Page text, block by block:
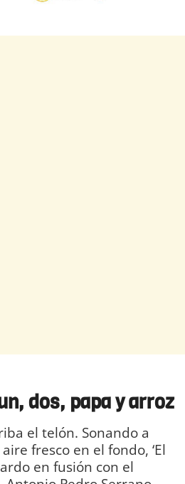
dos, papa y arroz
el telón. Sonando a
fresco en el fondo, ‘El
en fusión con el